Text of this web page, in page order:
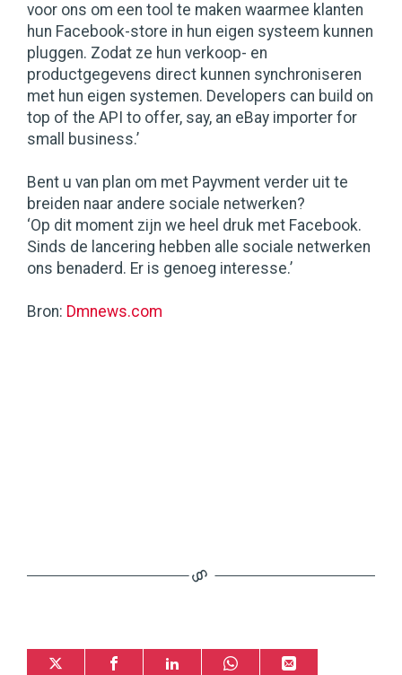
voor ons om een tool te maken waarmee klanten
hun Facebook-store in hun eigen systeem kunnen
pluggen. Zodat ze hun verkoop- en
productgegevens direct kunnen synchroniseren
met hun eigen systemen. Developers can build on
top of the API to offer, say, an eBay importer for
small business.’
Bent u van plan om met Payvment verder uit te
breiden naar andere sociale netwerken?
‘Op dit moment zijn we heel druk met Facebook.
Sinds de lancering hebben alle sociale netwerken
ons benaderd. Er is genoeg interesse.’
Bron: Dmnews.com